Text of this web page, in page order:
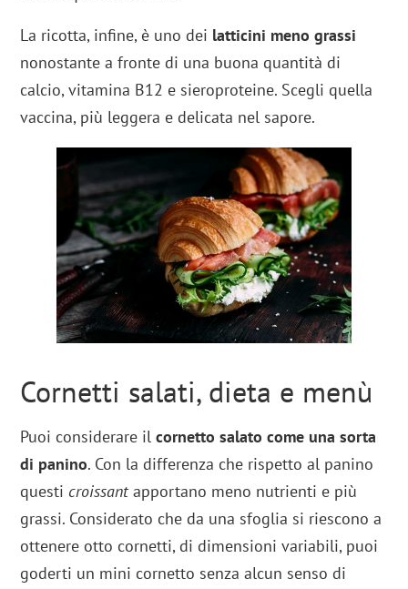
La ricotta, infine, è uno dei latticini meno grassi
nonostante a fronte di una buona quantità di
calcio, vitamina B12 e sieroproteine. Scegli quella
vaccina, più leggera e delicata nel sapore.
Cornetti salati, dieta e menù
Puoi considerare ilcornetto salato come una sorta
di panino. Con la differenza che rispetto al panino
questi croissantapportano meno nutrienti e più
grassi. Considerato che da una sfoglia si riescono a
ottenere otto cornetti, di dimensioni variabili, puoi
goderti un mini cornetto senza alcun senso di